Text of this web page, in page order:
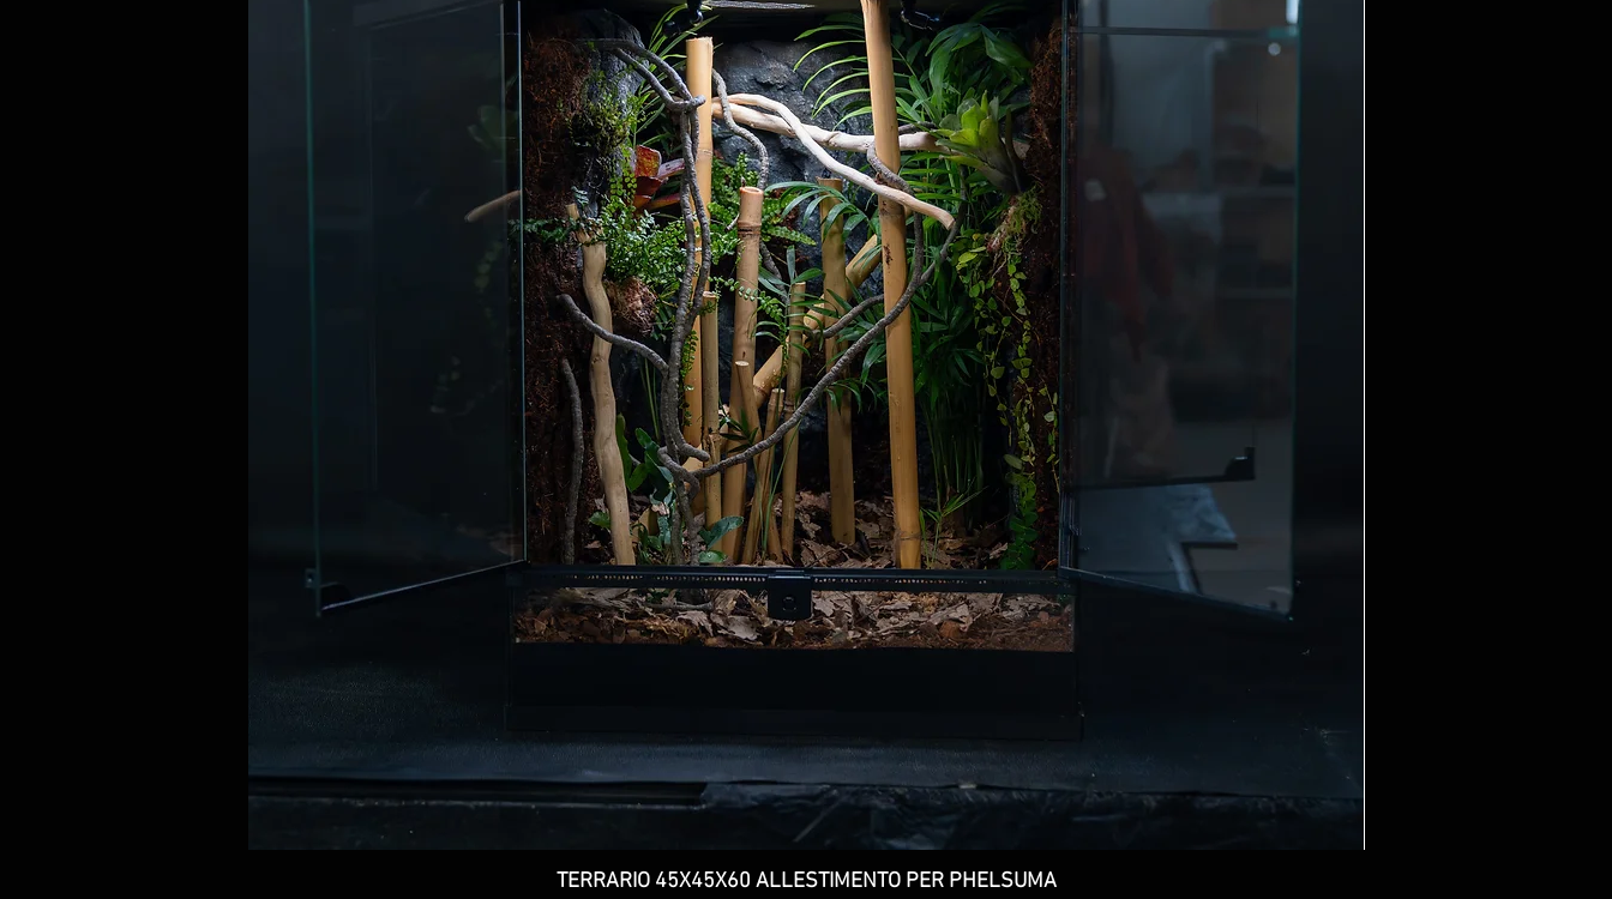
Vista rapida
TERRARIO 45X45X60 ALLESTIMENTO PER PHELSUMA